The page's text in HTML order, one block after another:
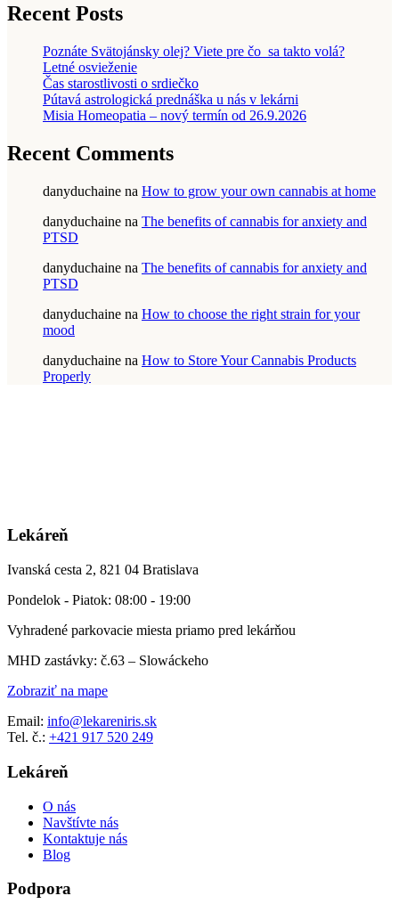
Recent Posts
Poznáte Svätojánsky olej? Viete pre čo sa takto volá?
Letné osvieženie
Čas starostlivosti o srdiečko
Pútavá astrologická prednáška u nás v lekárni
Misia Homeopatia – nový termín od 26.9.2026
Recent Comments
danyduchaine na How to grow your own cannabis at home
danyduchaine na The benefits of cannabis for anxiety and
PTSD
danyduchaine na The benefits of cannabis for anxiety and
PTSD
danyduchaine na How to choose the right strain for your
mood
danyduchaine na How to Store Your Cannabis Products
Properly
Lekáreň
Ivanská cesta 2, 821 04 Bratislava
Pondelok - Piatok: 08:00 - 19:00
Vyhradené parkovacie miesta priamo pred lekárňou
MHD zastávky: č.63 – Slowáckeho
Zobraziť na mape
Email: info@lekareniris.sk
Tel. č.: +421 917 520 249
Lekáreň
O nás
Navštívte nás
Kontaktuje nás
Blog
Podpora